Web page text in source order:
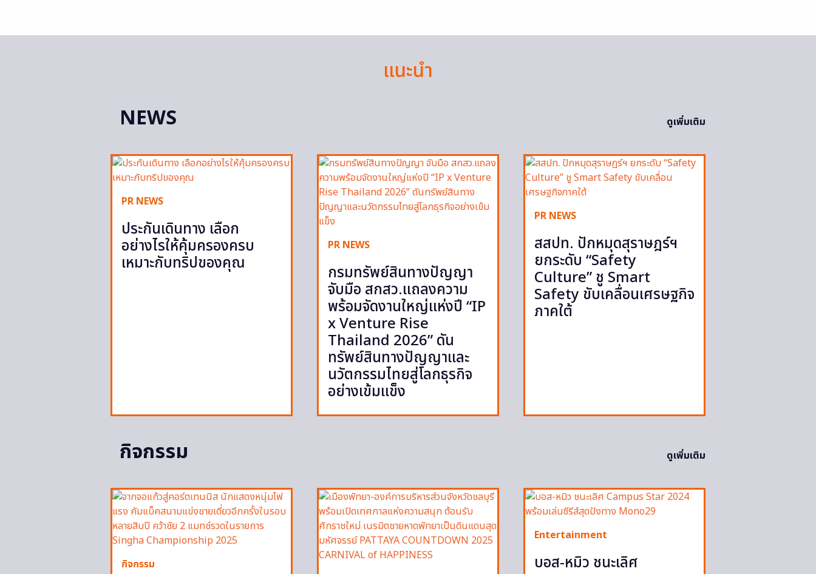
แนะนำ
NEWS
ดูเพิ่มเติม
PR NEWS
ประกันเดินทาง เลือก
อย่างไรให้คุ้มครองครบ
เหมาะกับทริปของคุณ
PR NEWS
กรมทรัพย์สินทางปัญญา
จับมือ สกสว.แถลงความ
พร้อมจัดงานใหญ่แห่งปี “IP
x Venture Rise
Thailand 2026” ดัน
ทรัพย์สินทางปัญญาและ
นวัตกรรมไทยสู่โลกธุรกิจ
อย่างเข้มแข็ง
PR NEWS
สสปท. ปักหมุดสุราษฎร์ฯ
ยกระดับ “Safety
Culture” ชู Smart
Safety ขับเคลื่อนเศรษฐกิจ
ภาคใต้
กิจกรรม ดูเพิ่มเติม
กิจกรรม
Entertainment
บอส-หมิว ชนะเลิศ